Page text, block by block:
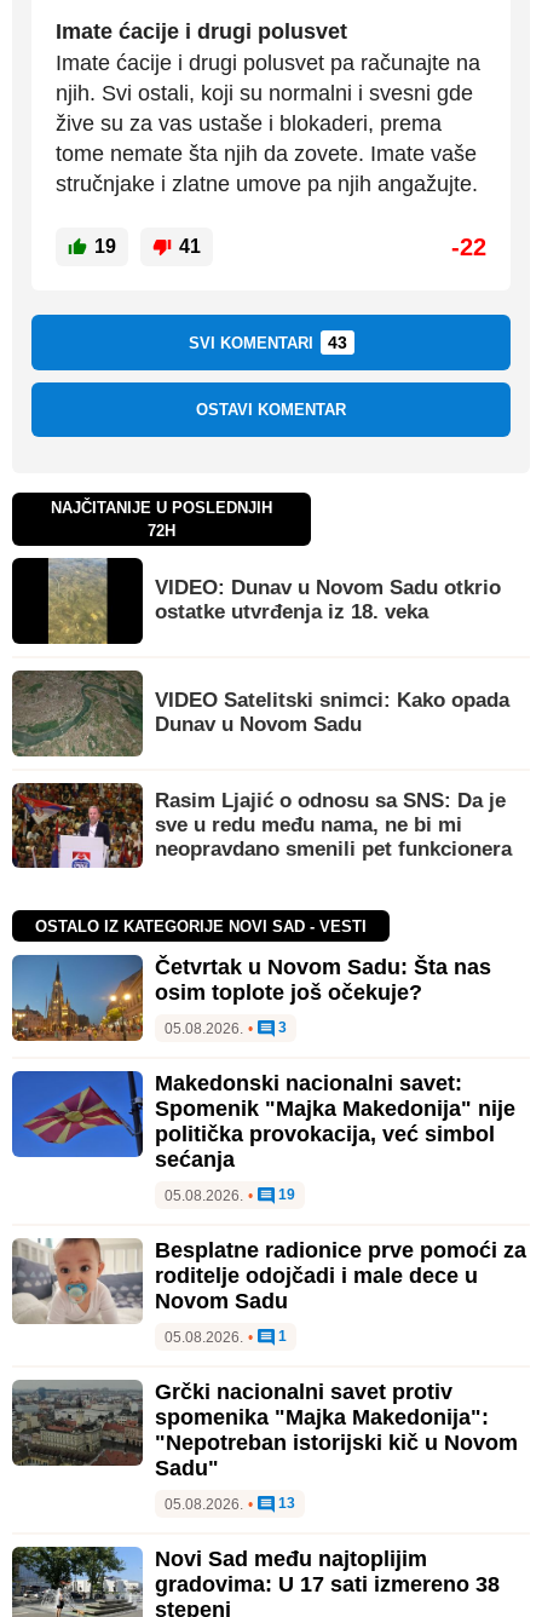
Imate ćacije i drugi polusvet
Imate ćacije i drugi polusvet pa računajte na
njih. Svi ostali, koji su normalni i svesni gde
žive su za vas ustaše i blokaderi, prema
tome nemate šta njih da zovete. Imate vaše
stručnjake i zlatne umove pa njih angažujte.
19 41 -22
SVI KOMENTARI 43
OSTAVI KOMENTAR
NAJČITANIJE U POSLEDNJIH
72H
VIDEO: Dunav u Novom Sadu otkrio
ostatke utvrđenja iz 18. veka
VIDEO Satelitski snimci: Kako opada
Dunav u Novom Sadu
Rasim Ljajić o odnosu sa SNS: Da je
sve u redu među nama, ne bi mi
neopravdano smenili pet funkcionera
OSTALO IZ KATEGORIJE NOVI SAD - VESTI
Četvrtak u Novom Sadu: Šta nas
osim toplote još očekuje?
05.08.2026. • 3
Makedonski nacionalni savet:
Spomenik "Majka Makedonija" nije
politička provokacija, već simbol
sećanja
05.08.2026. • 19
Besplatne radionice prve pomoći za
roditelje odojčadi i male dece u
Novom Sadu
05.08.2026. • 1
Grčki nacionalni savet protiv
spomenika "Majka Makedonija":
"Nepotreban istorijski kič u Novom
Sadu"
05.08.2026. • 13
Novi Sad među najtoplijim
gradovima: U 17 sati izmereno 38
stepeni